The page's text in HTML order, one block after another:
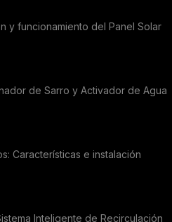
y funcionamiento del Panel Solar
de Sarro y Activador de Agua
Características e instalación
Inteligente de Recirculación